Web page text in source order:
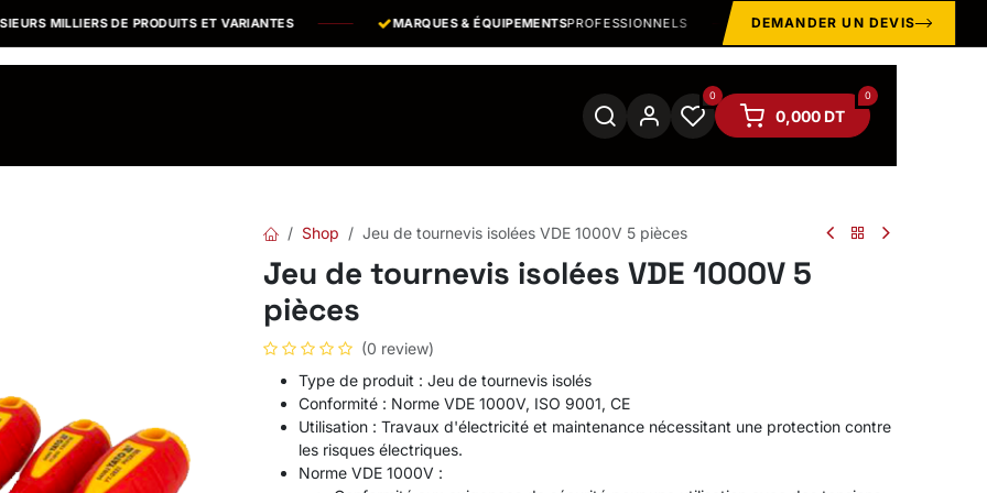
MILLIERS DE PRODUITS ET VARIANTES MARQUES & ÉQUIPEMENTSPROFESSIONNELS EPI · MANUTENTION · OUTILLAGE
DEMANDER UN DEVIS
0 0
0,000DT
Shop Jeu de tournevis isolées VDE 1000V 5 pièces
Jeu de tournevis isolées VDE 1000V 5
pièces
(0 review)
Type de produit : Jeu de tournevis isolés
Conformité : Norme VDE 1000V, ISO 9001, CE
Utilisation : Travaux d'électricité et maintenance nécessitant une protection contre
les risques électriques.
Norme VDE 1000V :